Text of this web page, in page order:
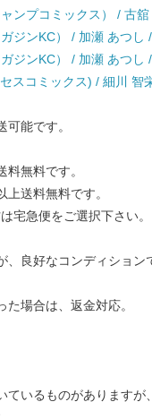
ンプコミックス） / 古
ジンKC） / 加瀬 あつし
ジンKC） / 加瀬 あつし
スコミックス) / 細川 智
能です。
無料です。
送料無料です。
宅急便をご選択下さい。
良好なコンディション
場合は、返金対応。
ているものがあります